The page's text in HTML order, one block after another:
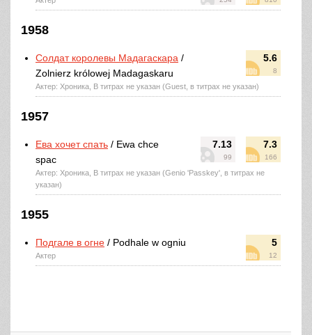
1958
5.6
8
Солдат королевы Мадагаскара /
Zolnierz królowej Madagaskaru
Актер: Хроника, В титрах не указан (Guest, в титрах не указан)
1957
7.13
99
7.3
166
Ева хочет спать / Ewa chce
spac
Актер: Хроника, В титрах не указан (Genio 'Passkey', в титрах не
указан)
1955
5
12
Подгале в огне / Podhale w ogniu
Актер